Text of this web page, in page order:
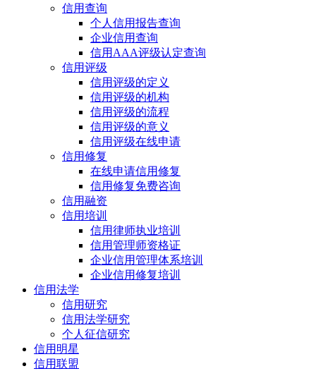
信用查询
个人信用报告查询
企业信用查询
信用AAA评级认定查询
信用评级
信用评级的定义
信用评级的机构
信用评级的流程
信用评级的意义
信用评级在线申请
信用修复
在线申请信用修复
信用修复免费咨询
信用融资
信用培训
信用律师执业培训
信用管理师资格证
企业信用管理体系培训
企业信用修复培训
信用法学
信用研究
信用法学研究
个人征信研究
信用明星
信用联盟